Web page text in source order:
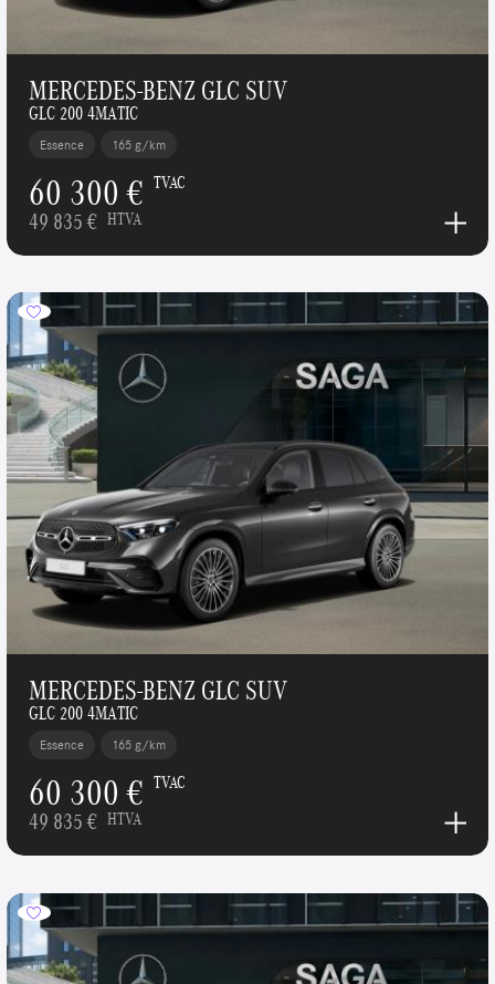
MERCEDES-BENZ GLC SUV
GLC 200 4MATIC
Essence 165 g/km
60 300 € TVAC
49 835 € HTVA
MERCEDES-BENZ GLC SUV
GLC 200 4MATIC
Essence 165 g/km
60 300 € TVAC
49 835 € HTVA